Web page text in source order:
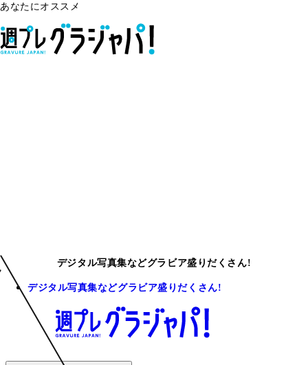
あなたにオススメ
デジタル写真集などグラビア盛りだくさん!
デジタル写真集などグラビア盛りだくさん!